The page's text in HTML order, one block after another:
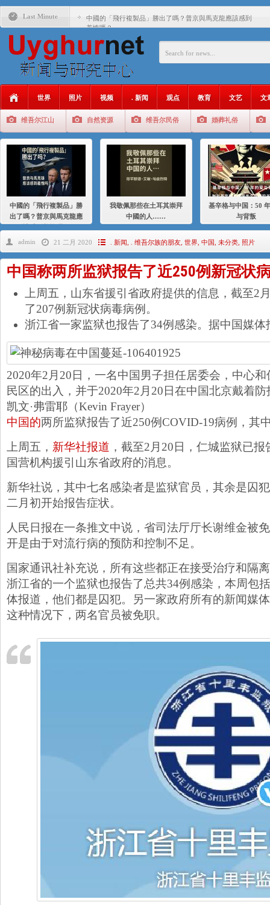
Last Minute 中國的「飛行複製品」勝出了嗎？普京與馬克龍應該感到
羞愧嗎？
我敬佩那些在土耳其崇拜中國的人……
聚焦维吾尔 | 伊利夏提：我为什么要学汉语
大一统情结使魏京生失去理智 / 伊利夏提
伊利夏提：在自责与内疚中的挣扎
伊利夏提：消失在集中营的红衣女孩
伊利夏提：满目苍夷2020，难见彼岸2021
世界 照片 视频 . 新闻 观点 教育 文艺 文
维吾尔江山 自然资源 维吾尔民俗 婚葬礼俗
中國的「飛行複製品」勝
出了嗎？普京與馬克龍應
我敬佩那些在土耳其崇拜
中國的人……
基辛格与中国：50
与背叛
admin 21 二月 2020 . 新闻 . 维吾尔族的朋友 世界 中国 未分类 照片
中国称两所监狱报告了近250例新冠状
上周五，山东省援引省政府提供的信息，截至2
了207例新冠状病毒病例。
浙江省一家监狱也报告了34例感染。据中国媒
2020年2月20日，一名中国男子担任居委会，中心
民区的出入，并于2020年2月20日在中国北京戴着
凯文·弗雷耶（Kevin Frayer）
中国的两所监狱报告了近250例COVID-19病例，其
上周五， 新华社报道 ，截至2月20日，仁城监狱已
国营机构援引山东省政府的消息。
新华社说，其中七名感染者是监狱官员，其余是囚
二月初开始报告症状。
人民日报在一条推文中说，省司法厅厅长谢维金被
开是由于对流行病的预防和控制不足。
国家通讯社补充说，所有这些都正在接受治疗和隔
浙江省的一个监狱也报告了总共34例感染，本周包
体报道，他们都是囚犯。另一家政府所有的新闻媒
这种情况下，两名官员被免职。